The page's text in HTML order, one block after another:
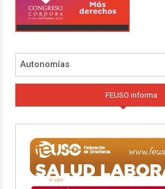
Autonomías
FEUSO informa